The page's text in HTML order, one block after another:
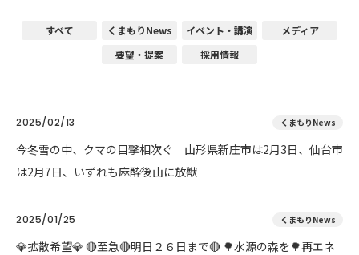
すべて くまもりNews イベント・講演
メディア
要望・提案
採用情報
2025/02/13 くまもりNews
今冬雪の中、クマの目撃相次ぐ 山形県新庄市は2月3日、仙台市
は2月7日、いずれも麻酔後山に放獣
2025/01/25 くまもりNews
💎拡散希望💎 🔴至急🔴明日２６日まで🔴 🌳水源の森を🌳再エネ